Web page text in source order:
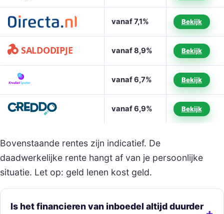
vanaf 7,1% Bekijk
vanaf 8,9% Bekijk
vanaf 6,7% Bekijk
vanaf 6,9% Bekijk
Bovenstaande rentes zijn indicatief. De
daadwerkelijke rente hangt af van je persoonlijke
situatie. Let op: geld lenen kost geld.
Is het financieren van inboedel altijd duurder